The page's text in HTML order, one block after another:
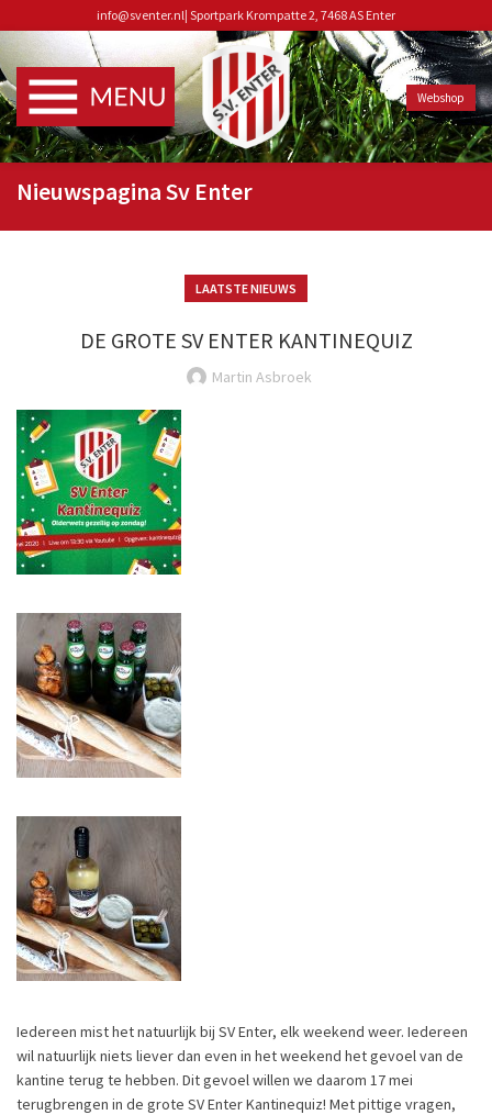
info@sventer.nl| Sportpark Krompatte 2, 7468 AS Enter
Webshop
Nieuwspagina Sv Enter
LAATSTE NIEUWS
DE GROTE SV ENTER KANTINEQUIZ
Martin Asbroek
Iedereen mist het natuurlijk bij SV Enter, elk weekend weer. Iedereen
wil natuurlijk niets liever dan even in het weekend het gevoel van de
kantine terug te hebben. Dit gevoel willen we daarom 17 mei
terugbrengen in de grote SV Enter Kantinequiz! Met pittige vragen,